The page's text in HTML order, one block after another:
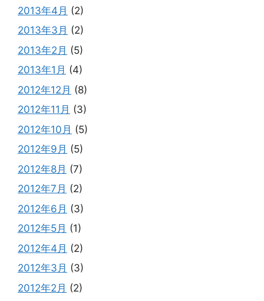
2013年4月 (2)
2013年3月 (2)
2013年2月 (5)
2013年1月 (4)
2012年12月 (8)
2012年11月 (3)
2012年10月 (5)
2012年9月 (5)
2012年8月 (7)
2012年7月 (2)
2012年6月 (3)
2012年5月 (1)
2012年4月 (2)
2012年3月 (3)
2012年2月 (2)